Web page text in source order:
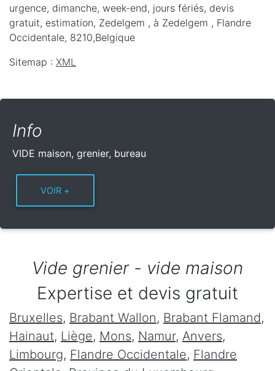
urgence, dimanche, week-end, jours fériés, devis
gratuit, estimation, Zedelgem , à Zedelgem , Flandre
Occidentale, 8210,Belgique
Sitemap : XML
Info
VIDE maison, grenier, bureau
Vide grenier - vide maison
Expertise et devis gratuit
Bruxelles, Brabant Wallon, Brabant Flamand,
Hainaut, Liège, Mons, Namur, Anvers,
Limbourg, Flandre Occidentale, Flandre